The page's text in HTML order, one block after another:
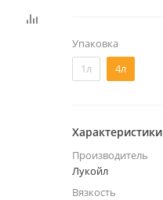
Упаковка
1л
4л
Характеристики
Производитель
Лукойл
Вязкость